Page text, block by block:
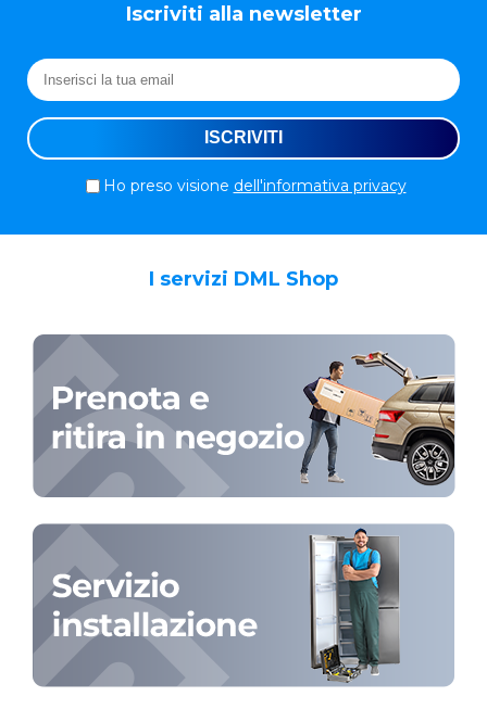
Iscriviti alla newsletter
Ho preso visione dell'informativa privacy
I servizi DML Shop